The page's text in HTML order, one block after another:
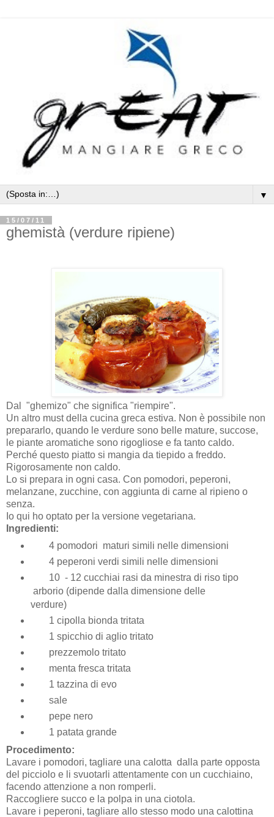
▼
15/07/11
ghemistà (verdure ripiene)
Dal "ghemizo" che significa "riempire".
Un altro must della cucina greca estiva. Non è possibile non
prepararlo, quando le verdure sono belle mature, succose,
le piante aromatiche sono rigogliose e fa tanto caldo.
Perché questo piatto si mangia da tiepido a freddo.
Rigorosamente non caldo.
Lo si prepara in ogni casa. Con pomodori, peperoni,
melanzane, zucchine, con aggiunta di carne al ripieno o
senza.
Io qui ho optato per la versione vegetariana.
Ingredienti:
4 pomodori maturi simili nelle dimensioni
4 peperoni verdi simili nelle dimensioni
10 - 12 cucchiai rasi da minestra di riso tipo
arborio (dipende dalla dimensione delle
verdure)
1 cipolla bionda tritata
1 spicchio di aglio tritato
prezzemolo tritato
menta fresca tritata
1 tazzina di evo
sale
pepe nero
1 patata grande
Procedimento:
Lavare i pomodori, tagliare una calotta dalla parte opposta
del picciolo e li svuotarli attentamente con un cucchiaino,
facendo attenzione a non romperli.
Raccogliere succo e la polpa in una ciotola.
Lavare i peperoni, tagliare allo stesso modo una calottina